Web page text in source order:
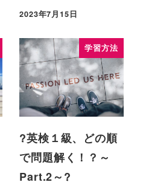
2023年7月15日
学習方法
?英検１級、どの順
で問題解く！？～
Part.2～?